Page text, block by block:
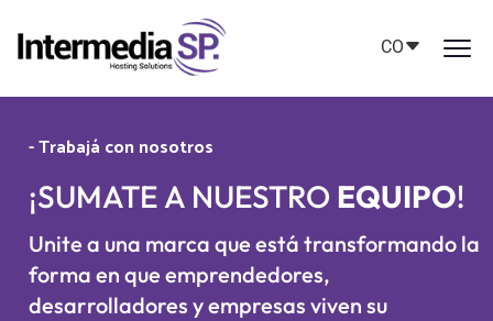
CO
- Trabajá con nosotros
¡SUMATE A NUESTRO EQUIPO!
Unite a una marca que está transformando la
forma en que emprendedores,
desarrolladores y empresas viven su